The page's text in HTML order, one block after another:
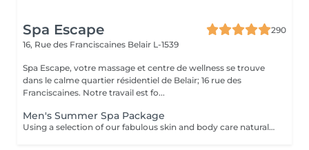
Spa Escape
290
16, Rue des Franciscaines Belair L-1539
Spa Escape, votre massage et centre de wellness se trouve
dans le calme quartier résidentiel de Belair; 16 rue des
Franciscaines. Notre travail est fo...
Men's Summer Spa Package
Using a selection of our fabulous skin and body care natural and organic products, we provide you with a Kanzu foot bath and massage while you sip on a thyme and cucumber Sparkling Water concoction (optional). Then feel the tension and stress melt away from your face, neck, shoulders and scalp as you lay back and experience an upper body massage followed by an intoxicating, hot-towel face treatment ending with a calming hair and scalp massage.